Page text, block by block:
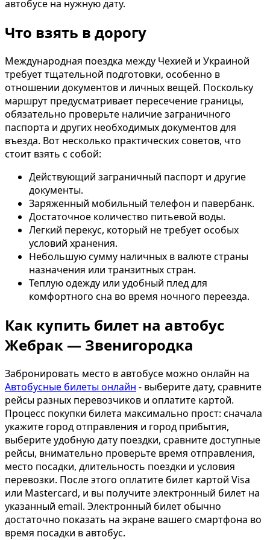
автобусе на нужную дату.
Что взять в дорогу
Международная поездка между Чехией и Украиной
требует тщательной подготовки, особенно в
отношении документов и личных вещей. Поскольку
маршрут предусматривает пересечение границы,
обязательно проверьте наличие заграничного
паспорта и других необходимых документов для
въезда. Вот несколько практических советов, что
стоит взять с собой:
Действующий заграничный паспорт и другие
документы.
Заряженный мобильный телефон и павербанк.
Достаточное количество питьевой воды.
Легкий перекус, который не требует особых
условий хранения.
Небольшую сумму наличных в валюте страны
назначения или транзитных стран.
Теплую одежду или удобный плед для
комфортного сна во время ночного переезда.
Как купить билет на автобус
Жебрак — Звенигородка
Забронировать место в автобусе можно онлайн на
Автобусные билеты онлайн - выберите дату, сравните
рейсы разных перевозчиков и оплатите картой.
Процесс покупки билета максимально прост: сначала
укажите город отправления и город прибытия,
выберите удобную дату поездки, сравните доступные
рейсы, внимательно проверьте время отправления,
место посадки, длительность поездки и условия
перевозки. После этого оплатите билет картой Visa
или Mastercard, и вы получите электронный билет на
указанный email. Электронный билет обычно
достаточно показать на экране вашего смартфона во
время посадки в автобус.